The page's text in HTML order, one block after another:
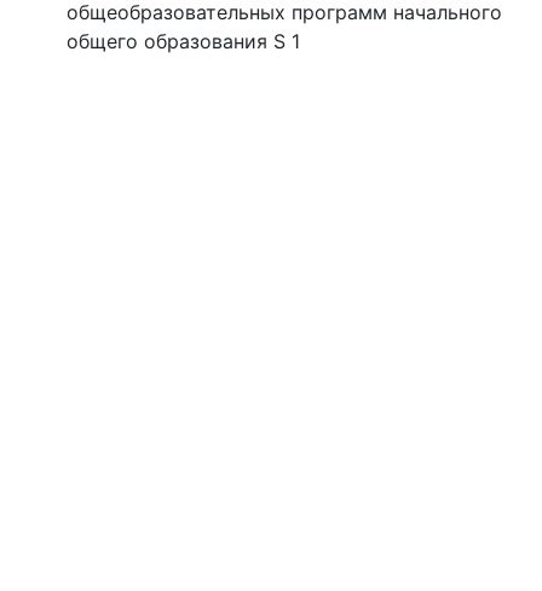
общеобразовательных программ начального
общего образования S 1